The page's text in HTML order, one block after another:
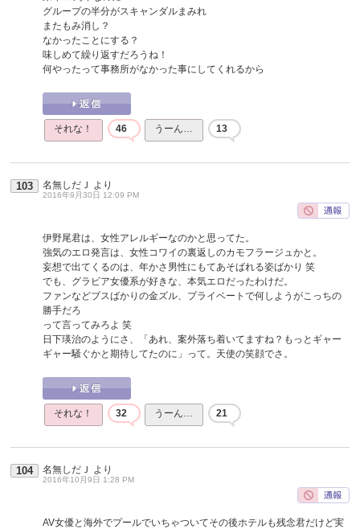
グループの半分がスキャンダルまみれ
またもみ消し？
なかったことにする？
味しめて繰り返すだろうね！
何やったって事務所がなかった事にしてくれるから
それな！ 46 うーん… 13
103 名無しだＪ より
2016年9月30日 12:09 PM
伊野尾君は、女性アレルギーなのかと思ってた。
強気のエロ発言は、女性コワイの裏返しのカモフラージュかと。
妄想で出てくるのは、年かさ男性にもてあそばれる姿ばかり 笑
でも、グラビア女優系が好きな、本気エロだったわけだ。
ファンなどブスばかりの金ズル、プライベートで何しようがこっちの
勝手だろ
って言ってみろよ 笑
日下瑛治のようにさ、「あれ、案外落ち着いてますね？もっとギャー
ギャー騒ぐかと期待してたのに」って。天使の笑顔でさ。
それな！ 32 うーん… 21
104 名無しだＪ より
2016年10月9日 1:28 PM
AV女優と海外でプールでいちゃついてその後ホテルも残念君だけど実